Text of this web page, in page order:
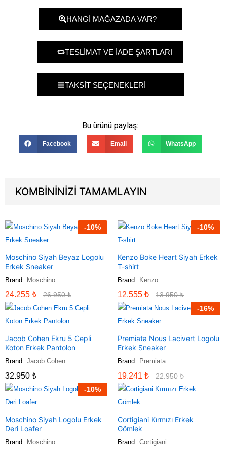
HANGİ MAĞAZADA VAR?
TESLİMAT VE İADE ŞARTLARI
TAKSİT SEÇENEKLERİ
Bu ürünü paylaş:
Facebook Email WhatsApp
KOMBİNİNİZİ TAMAMLAYIN
-10%
Moschino Siyah Beyaz Logolu
Erkek Sneaker
Brand: Moschino
24.255 ₺ 26.950₺
-10%
Kenzo Boke Heart Siyah Erkek
T-shirt
Brand: Kenzo
12.555₺ 13.950₺
Jacob Cohen Ekru 5 Cepli
Koton Erkek Pantolon
Brand: Jacob Cohen
32.950 ₺
-16%
Premiata Nous Lacivert Logolu
Erkek Sneaker
Brand: Premiata
19.241₺ 22.950₺
-10%
Moschino Siyah Logolu Erkek
Deri Loafer
Brand: Moschino
Cortigiani Kırmızı Erkek
Gömlek
Brand: Cortigiani